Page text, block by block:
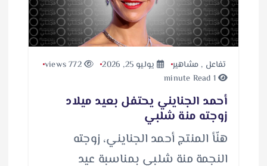
تفاعل , مشاهير يوليو 25, 2026
772 views
1 minute Read
أحمد الجنايني يحتفل بعيد ميلاد
زوجته منة شلبي
هنّأ المنتج أحمد الجنايني، زوجته
النجمة منة شلبي بمناسبة عيد